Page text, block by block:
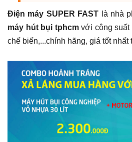
Điện máy SUPER FAST là nhà
máy hút bụi tphcmvới công
chế biến,...chính hãng, giá tốt